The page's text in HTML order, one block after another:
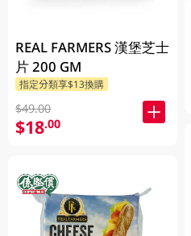
REAL FARMERS 漢堡芝士
片 200 GM
指定分類享$13換購
$49.00
$18.00